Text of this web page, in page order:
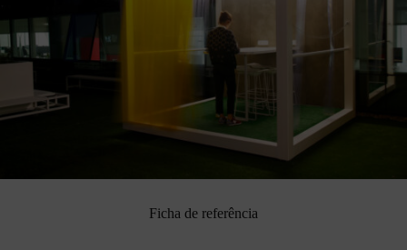
Ficha de referência